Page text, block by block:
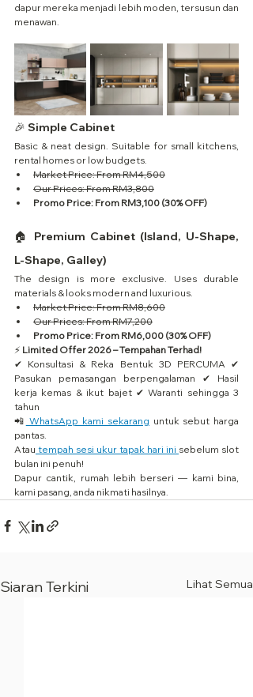
dapur mereka menjadi lebih moden, tersusun dan
menawan.
🎉 Simple Cabinet
Basic & neat design. Suitable for small kitchens,
rental homes or low budgets.
Market Price: From RM4,500
Our Prices: From RM3,800
Promo Price: From RM3,100 (30% OFF)
🏠 Premium Cabinet (Island, U-Shape,
L-Shape, Galley)
The design is more exclusive. Uses durable
materials & looks modern and luxurious.
Market Price: From RM8,600
Our Prices: From RM7,200
Promo Price: From RM6,000 (30% OFF)
⚡ Limited Offer 2026 – Tempahan Terhad!
✔ Konsultasi & Reka Bentuk 3D PERCUMA ✔
Pasukan pemasangan berpengalaman ✔ Hasil
kerja kemas & ikut bajet ✔ Waranti sehingga 3
tahun
📲 WhatsApp kami sekarang untuk sebut harga
pantas.
Atau tempah sesi ukur tapak hari ini sebelum slot
bulan ini penuh!
Dapur cantik, rumah lebih berseri — kami bina,
kami pasang, anda nikmati hasilnya.
Siaran Terkini Lihat Semua